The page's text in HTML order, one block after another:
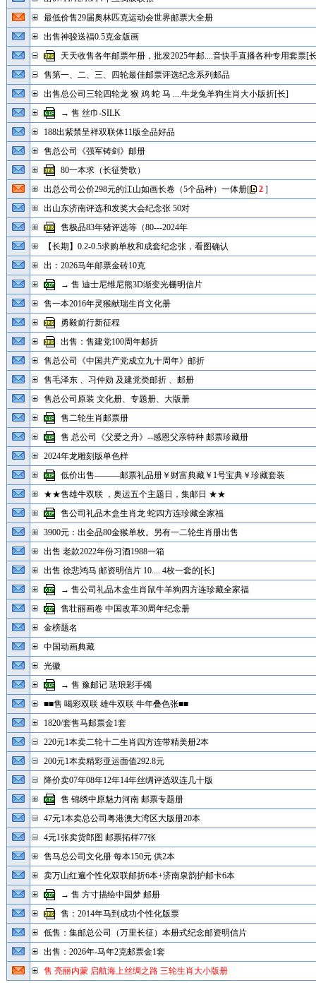
最低价售29届奥林匹克运动会世界邮票大全册
出售神骏送福0.5克金版画
天天收售各年邮票年册，批发2025年邮....音快手直播各种专用套票[
售第一、二、三、四轮最佳邮票评选纪念系列邮品
出售总公司三轮四轮龙 猴 鸡 蛇 马 ....牛龙兔羊狗生肖大小版折[长]
→ 售 丝巾-SILK
188出紫禁呈祥双联体11版全品好品
售总公司《强军铸剑》邮册
80一本求（长征赞歌）
出总公司公价298元的江山如画长卷（5个品种）一体册[ 2]
出山东济南评选和发奖大会纪念张 50对
售极品83年猪评选等（80---2024年
【长期】0.2-0.5求购单枚和成套纪念张，看图确认
出：2026马年邮票金砖10克
→ 售 迪士尼维尼熊3D渐变光栅明信片
售一本2016年灵猴献瑞生肖文化册
勇毅前行新征程
出售：售建党100周年邮折
售总公司《中国共产党成立九十周年》邮折
售毛泽东 、习仲勋 及建党类邮折 、邮册
售总公司原装 文化册、专题册、大版册
售二轮生肖邮票册
售 总公司《父爱之舟》--感恩父亲特种 邮票珍藏册
2024年龙雕刻版单色样
低价出售———邮票礼品册￥财富典藏￥1号宝典￥珍藏套装
★★售雄牛双联 ，奥运五个主题日，集邮日 ★★
售公司礼品木盒生肖龙 蛇四方连珍藏全家福
3900元：出全品80金猴单枚。另有一二轮生肖册出售
出售 老款2022年份习酒1988一箱
出售 徐悲鸿马 邮资明信片 10.... 4枚一套的[长]
→ 售公司礼品木盒生肖鼠牛羊狗四方连珍藏全家福
售壮丽画卷 中国改革30周年纪念册
金榜题名
中国动画典藏
光徽
→ 售 豫邮记 珐琅彩手镯
■■售 喝彩双联 雄牛双联 牛年叠色张■■
1820/套售马邮票金1套
220元1本卖二轮十二生肖四方连带精美册2本
200元1本卖精彩亚运面值292.8元
降价卖07年08年12年14年丝绸评选双连几十版
售 锦绣中原魅力河南 邮票专题册
47元1本卖总公司粤港澳大湾区大版册20本
4元1张卖货郎图 邮票拓样77张
售马总公司文化册 每本150元 供2本
卖万山红遍个性化双联邮折6本+济南泉韵护邮卡6本
→ 售 方寸描绘中国梦 邮册
售：2014年马到成功个性化版票
低售：集邮总公司（万里长征）本册式纪念邮资明信片
出售：2026年-马年2克邮票金1套
售 亮丽内蒙 启航海上丝绸之路 三轮生肖大小版册